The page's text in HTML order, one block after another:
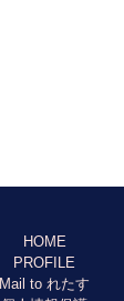
HOME
PROFILE
Mail to れたす